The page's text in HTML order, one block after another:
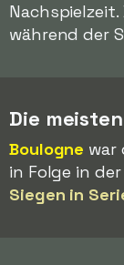
während der
Die
Boulogne war
in Folge in
Siegen in